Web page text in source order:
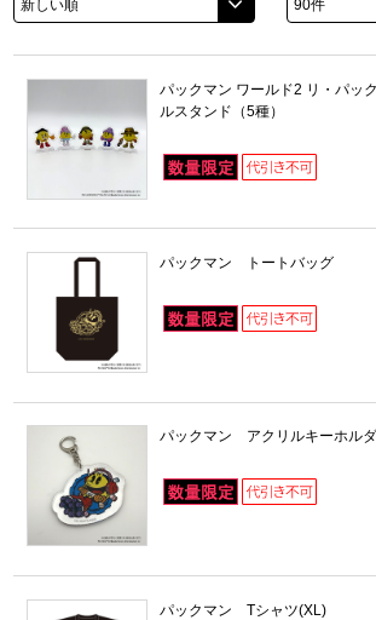
ラブライブ！サンシャイン‼
ラブライブ！スーパースター!!
アイドリッシュセブン
モフモフパレード
パックマン ワールド2 リ・パッ
ルスタンド（5種）
パックマン トートバッグ
パックマン アクリルキーホル
パックマン Tシャツ(XL)